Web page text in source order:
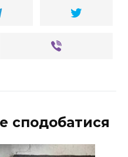
сподобатися